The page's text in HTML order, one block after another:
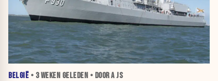
BELGIË • 3 WEKEN GELEDEN • DOOR A JS